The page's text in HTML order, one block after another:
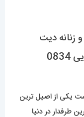
دیت
جاست دو رنگ طلایی صفحه طلایی 0834
یکی از اصیل ترین
طرفدار در دنیا